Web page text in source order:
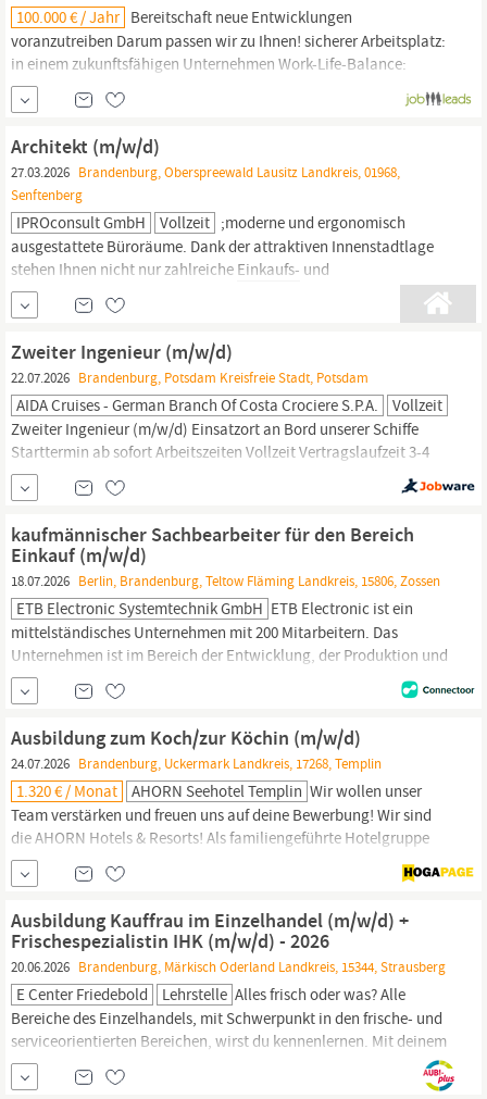
100.000 € / Jahr Bereitschaft neue Entwicklungen
voranzutreiben Darum passen wir zu Ihnen! sicherer Arbeitsplatz:
in einem zukunftsfähigen Unternehmen Work-Life-Balance:
flexible Arbeitszeiten, 30 Tage Urlaub leistungsgerechte
Vergütung attraktive Zusatzleistungen: Mitarbeiterrabatte bspw.
über den hauseigenen
namhaften...
Architekt (m/w/d)
27.03.2026 Brandenburg, Oberspreewald Lausitz Landkreis, 01968,
Senftenberg
IPROconsult GmbH Vollzeit ;moderne und ergonomisch
ausgestattete Büroräume. Dank der attraktiven Innenstadtlage
stehen Ihnen nicht nur zahlreiche Einkaufs- und
Versorgungsmöglichkeiten zur Verfügung, sondern Sie profitieren
auch von einer idealen ÖPNV-Verkehrsanbindung (Fern- und
Nahverkehr). Außerdem können Sie kostenfrei direkt vor dem
Bürogebäude parken. ; Erfahren Sie mehr...
Zweiter Ingenieur (m/w/d)
22.07.2026 Brandenburg, Potsdam Kreisfreie Stadt, Potsdam
AIDA Cruises - German Branch Of Costa Crociere S.p.A.
Vollzeit
Zweiter Ingenieur (m/w/d) Einsatzort an Bord unserer Schiffe
Starttermin ab sofort Arbeitszeiten Vollzeit Vertragslaufzeit 3-4
Monate Willkommen bei AIDA - dem Unternehmen, in dem
Teamspirit wirklich gelebt wird. Komm in unsere internationale
innovativsten Kreuzfahrtunternehmen weltweit. Wir suchen dich
zum...
kaufmännischer Sachbearbeiter für den Bereich
Einkauf (m/w/d)
18.07.2026 Berlin, Brandenburg, Teltow Fläming Landkreis, 15806, Zossen
ETB Electronic Systemtechnik GmbH ETB Electronic ist ein
mittelständisches Unternehmen mit 200 Mitarbeitern. Das
Unternehmen ist im Bereich der Entwicklung, der Produktion und
des Vertriebes von elektronischen Baugruppen als Dienstleistung
tätig. Am Stammsitz im
Klausdorf werden auf
höchstem Qualitätsniveau und mit modernsten
Ausbildung zum Koch/zur Köchin (m/w/d)
24.07.2026 Brandenburg, Uckermark Landkreis, 17268, Templin
1.320 € / Monat AHORN Seehotel Templin Wir wollen unser
Team verstärken und freuen uns auf deine Bewerbung! Wir sind
die AHORN Hotels & Resorts! Als familiengeführte Hotelgruppe
mit Hauptsitz in Berlin gehören wir zu den 30 umsatzstärksten
Hotelketten in Deutschland. Unsere 7 Hotels befinden sich in den
Niedersachsen, Sachsen und Thüringen.
Ausbildung Kauffrau im Einzelhandel (m/w/d) +
Frischespezialistin IHK (m/w/d) - 2026
20.06.2026 Brandenburg, Märkisch Oderland Landkreis, 15344, Strausberg
E Center Friedebold Lehrstelle Alles frisch oder was? Alle
Bereiche des Einzelhandels, mit Schwerpunkt in den frische- und
serviceorientierten Bereichen, wirst du kennenlernen. Mit deinem
gelernten Wissen bedienst und berätst du unsere Kundschaft. Wir
bringen dir bei, wie du den